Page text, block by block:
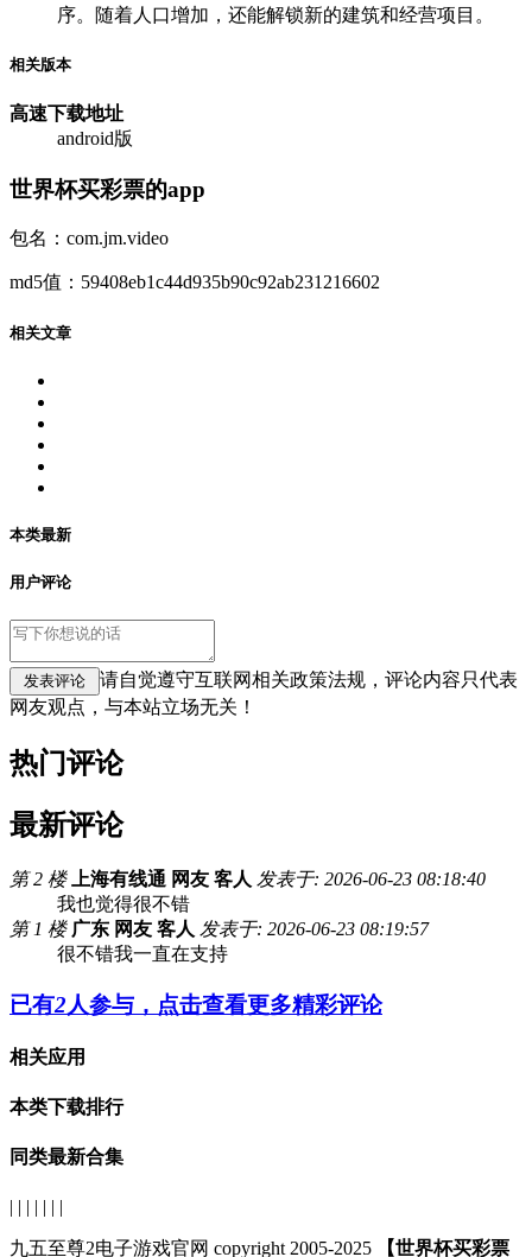
序。随着人口增加，还能解锁新的建筑和经营项目。
相关版本
高速下载地址
android版
世界杯买彩票的app
包名：com.jm.video
md5值：59408eb1c44d935b90c92ab231216602
相关文章
本类最新
用户评论
请自觉遵守互联网相关政策法规，评论内容只代表
网友观点，与本站立场无关！
热门评论
最新评论
第 2 楼 上海有线通 网友 客人 发表于: 2026-06-23 08:18:40
我也觉得很不错
第 1 楼 广东 网友 客人 发表于: 2026-06-23 08:19:57
很不错我一直在支持
已有2人参与，点击查看更多精彩评论
相关应用
本类下载排行
同类最新合集
| | | | | | |
九五至尊2电子游戏官网 copyright 2005-2025
【世界杯买彩票